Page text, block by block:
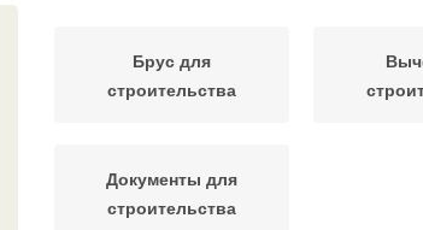
Брус для
строительства
Документы для
строительства